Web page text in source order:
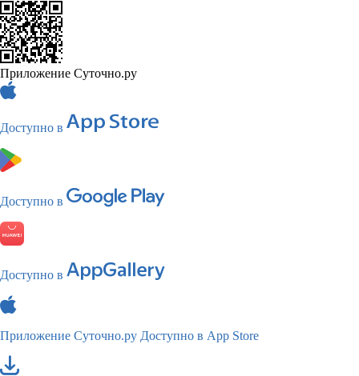
Приложение Суточно.ру
Доступно в
Доступно в
Доступно в
Приложение Суточно.ру Доступно в App Store